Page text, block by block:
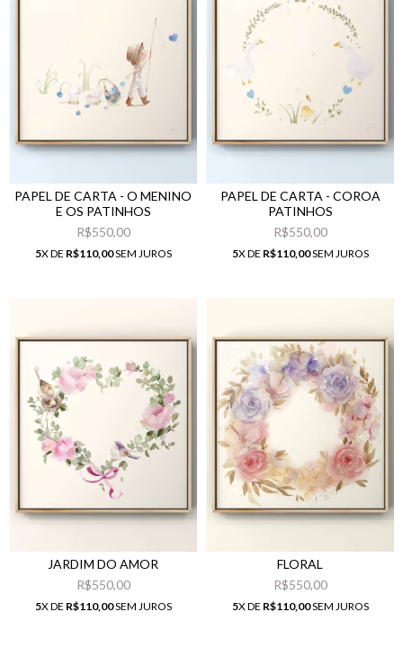
PAPEL DE CARTA - O MENINO
E OS PATINHOS
R$550,00
5X DE R$110,00SEM JUROS
PAPEL DE CARTA - COROA
PATINHOS
R$550,00
5X DE R$110,00SEM JUROS
JARDIM DO AMOR
R$550,00
5X DE R$110,00SEM JUROS
FLORAL
R$550,00
5X DE R$110,00SEM JUROS